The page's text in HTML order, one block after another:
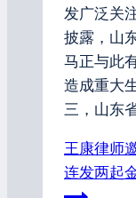
发广泛关
披露，山
马正与此
造成重大
三，山东
王康律师
连发两起